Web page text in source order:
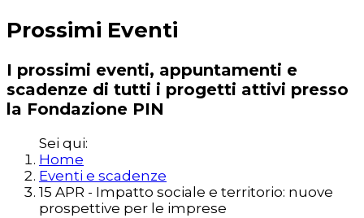
Prossimi Eventi
I prossimi eventi, appuntamenti e
scadenze di tutti i progetti attivi presso
la Fondazione PIN
Sei qui:
Home
Eventi e scadenze
15 APR - Impatto sociale e territorio: nuove
prospettive per le imprese